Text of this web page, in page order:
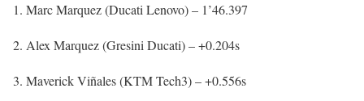
Marc Marquez (Ducati Lenovo) – 1’46.397
Alex Marquez (Gresini Ducati) – +0.204s
Maverick Viñales (KTM Tech3) – +0.556s